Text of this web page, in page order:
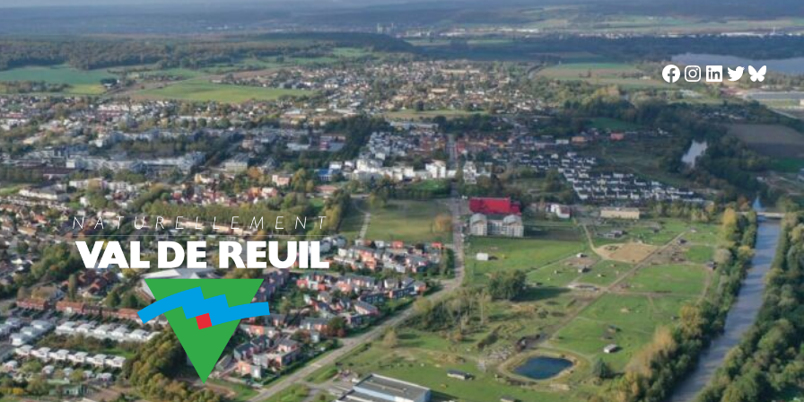
Facebook
Instagram
LinkedIn
Twitter